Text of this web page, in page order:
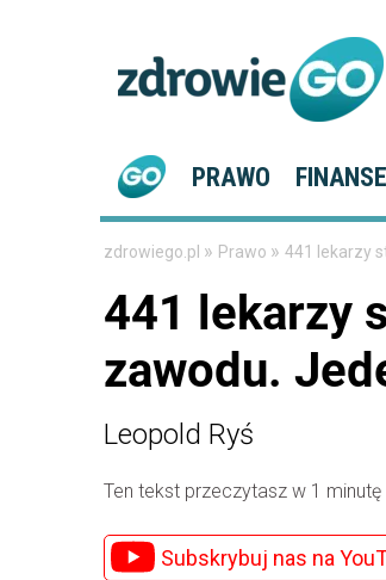
PRAWO FINANSE
zdrowiego.pl » Prawo » 441 lekarzy
441 lekarzy
zawodu.
Leopold Ryś
Ten tekst przeczytasz w 1 minutę
Subskrybuj nas na